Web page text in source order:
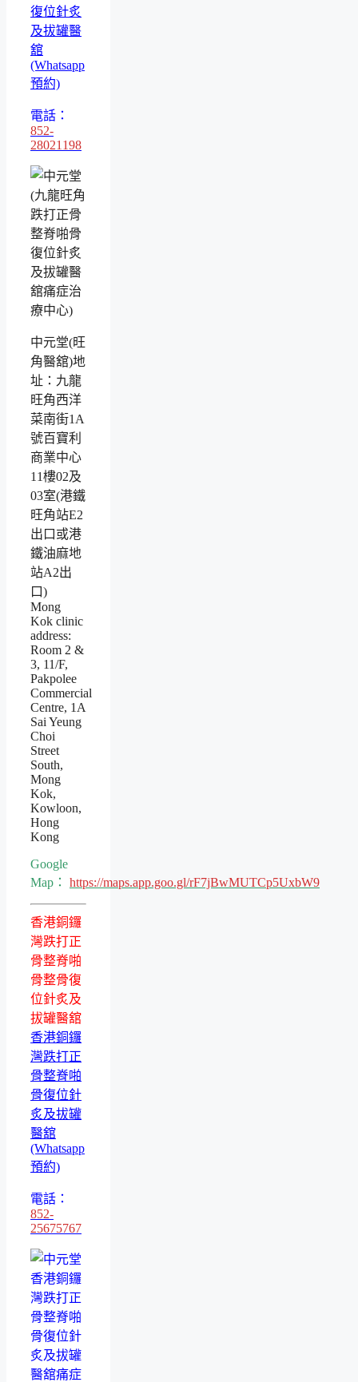
復位針炙
及拔罐醫
舘
(Whatsapp
預約)
電話：
852-
28021198
中元堂(旺
角醫舘)地
址：九龍
旺角西洋
菜南街1A
號百寶利
商業中心
11樓02及
03室(港鐵
旺角站E2
出口或港
鐵油麻地
站A2出
口)
Mong
Kok clinic
address:
Room 2 &
3, 11/F,
Pakpolee
Commercial
Centre, 1A
Sai Yeung
Choi
Street
South,
Mong
Kok,
Kowloon,
Hong
Kong
Google
Map： https://maps.app.goo.gl/rF7jBwMUTCp5UxbW9
香港銅鑼
灣跌打正
骨整脊啪
骨整骨復
位針炙及
拔罐醫舘
香港銅鑼
灣跌打正
骨整脊啪
骨復位針
炙及拔罐
醫舘
(Whatsapp
預約)
電話：
852-
25675767